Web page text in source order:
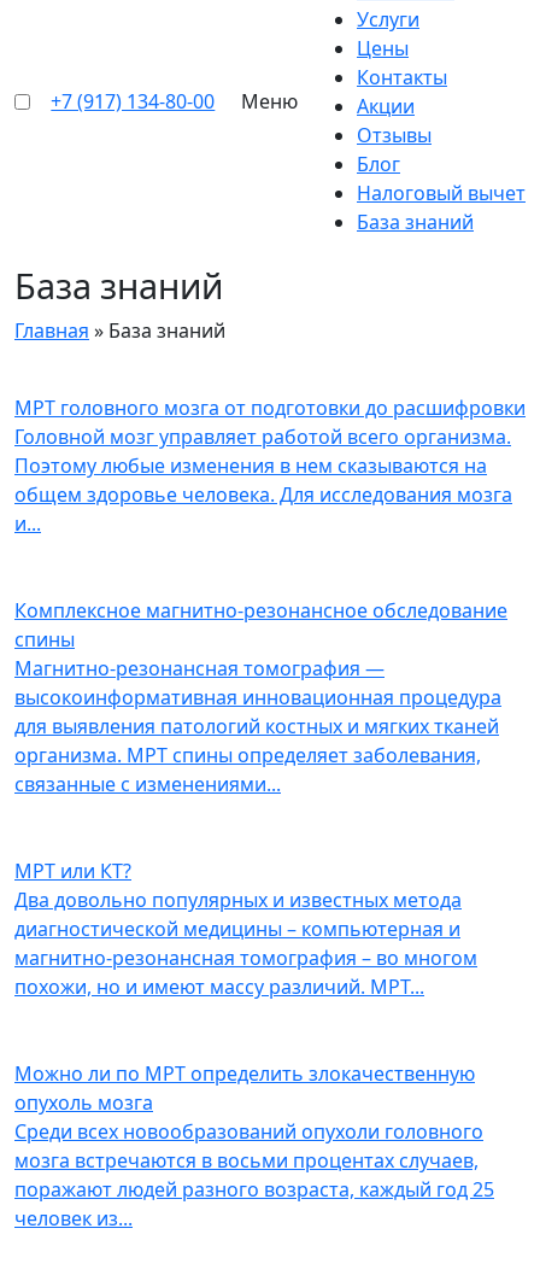
+7 (917) 134-80-00 Меню
Услуги
Цены
Контакты
Акции
Отзывы
Блог
Налоговый вычет
База знаний
База знаний
Главная » База знаний
МРТ головного мозга от подготовки до расшифровки
Головной мозг управляет работой всего организма.
Поэтому любые изменения в нем сказываются на
общем здоровье человека. Для исследования мозга
и...
Комплексное магнитно-резонансное обследование
спины
Магнитно-резонансная томография —
высокоинформативная инновационная процедура
для выявления патологий костных и мягких тканей
организма. МРТ спины определяет заболевания,
связанные с изменениями...
МРТ или КТ?
Два довольно популярных и известных метода
диагностической медицины – компьютерная и
магнитно-резонансная томография – во многом
похожи, но и имеют массу различий. МРТ...
Можно ли по МРТ определить злокачественную
опухоль мозга
Среди всех новообразований опухоли головного
мозга встречаются в восьми процентах случаев,
поражают людей разного возраста, каждый год 25
человек из...